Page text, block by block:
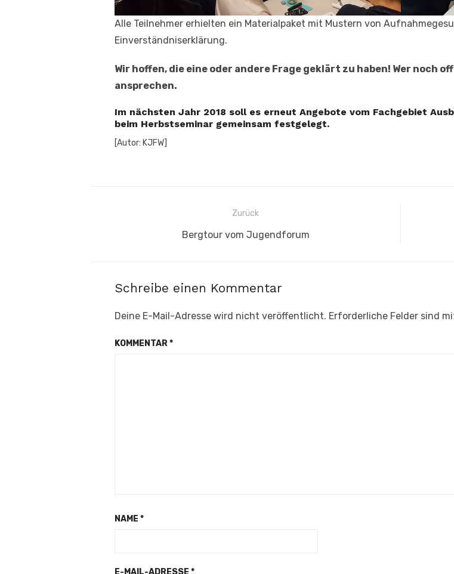
Alle Teilnehmer erhielten ein Materialpaket mit Mustern von
Einverständniserklärung.
Wir hoffen, die eine oder andere Frage geklärt zu haben! Wer noch
ansprechen.
Im nächsten Jahr 2018 soll es erneut Angebote vom Fachgebiet
beim Herbstseminar gemeinsam festgelegt.
[Autor: KJFW]
BeitragsnavigationZurück
Vorheriger
Bergtour vom Jugendforum
Schreibe einen Kommentar
Deine E-Mail-Adresse wird nicht veröffentlicht. Erforderliche Felder sind
KOMMENTAR*
NAME *
E-MAIL-ADRESSE *